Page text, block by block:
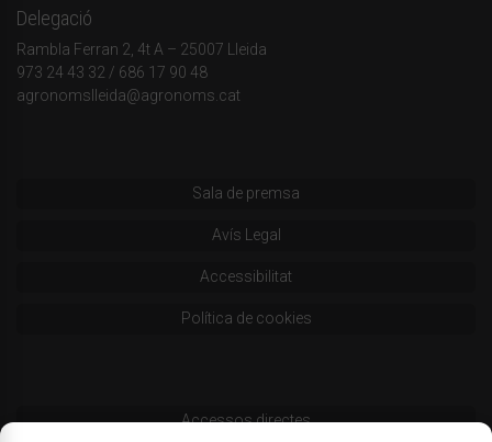
Delegació
Rambla Ferran 2, 4t A – 25007 Lleida
973 24 43 32 / 686 17 90 48
agronomslleida@agronoms.cat
Sala de premsa
Avís Legal
Accessibilitat
Política de cookies
Accessos directes